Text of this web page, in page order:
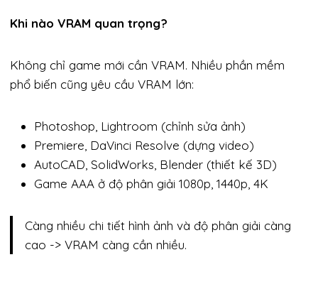
Khi nào VRAM quan trọng?
Không chỉ game mới cần VRAM. Nhiều phần mềm
phổ biến cũng yêu cầu VRAM lớn:
Photoshop, Lightroom (chỉnh sửa ảnh)
Premiere, DaVinci Resolve (dựng video)
AutoCAD, SolidWorks, Blender (thiết kế 3D)
Game AAA ở độ phân giải 1080p, 1440p, 4K
Càng nhiều chi tiết hình ảnh và độ phân giải càng
cao -> VRAM càng cần nhiều.